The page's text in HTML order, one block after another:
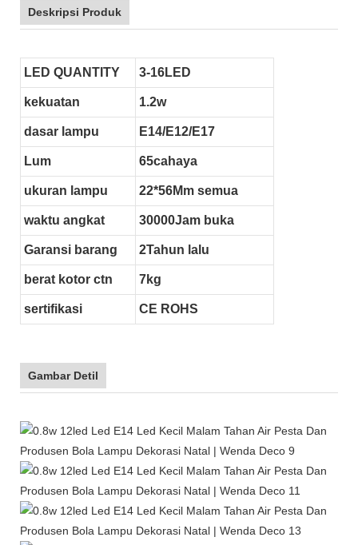
Deskripsi Produk
LED QUANTITY 3-16LED
kekuatan 1.2w
dasar lampu E14/E12/E17
Lum 65cahaya
ukuran lampu 22*56Mm semua
waktu angkat 30000Jam buka
Garansi barang 2Tahun lalu
berat kotor ctn 7kg
sertifikasi CE ROHS
Gambar Detil